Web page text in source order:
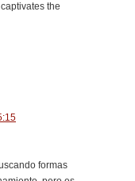
the
formas